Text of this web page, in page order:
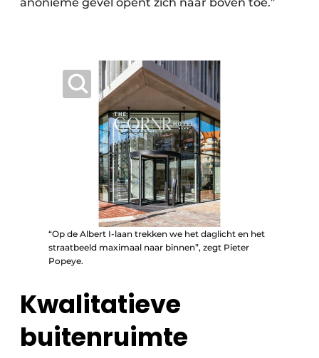
“Op de Albert I-laan trekken we het daglicht en het
straatbeeld maximaal naar binnen”, zegt Pieter
Popeye.
Kwalitatieve
buitenruimte